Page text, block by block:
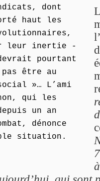
dont
haut les
leur inertie -
pourtant
pas être au
»… L’ami
qui les
un an
dénonce
situation.